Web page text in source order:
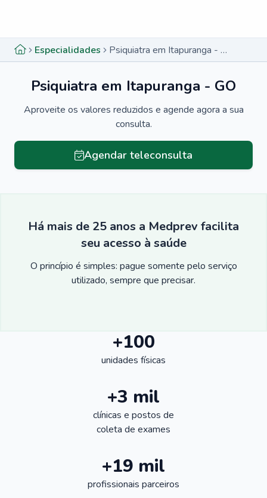
Especialidades Psiquiatra em Itapuranga - GO
Psiquiatra em Itapuranga - GO
Aproveite os valores reduzidos e agende agora a sua
consulta.
Agendar teleconsulta
Há mais de 25 anos a Medprev facilita
seu acesso à saúde
O princípio é simples: pague somente pelo serviço
utilizado, sempre que precisar.
+100
unidades físicas
+3 mil
clínicas e postos de
coleta de exames
+19 mil
profissionais parceiros